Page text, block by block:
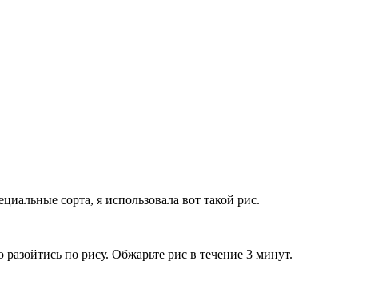
сорта, я использовала вот такой рис.
по рису. Обжарьте рис в течение 3 минут.